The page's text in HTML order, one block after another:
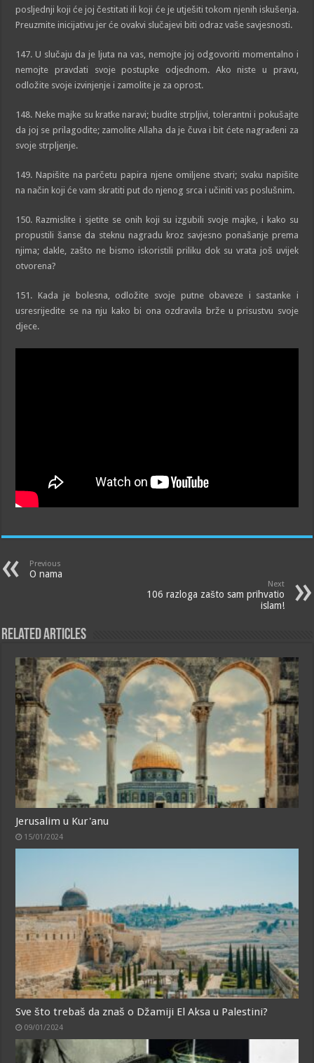
posljednji koji će joj čestitati ili koji će je utješiti tokom njenih iskušenja.
Preuzmite inicijativu jer će ovakvi slučajevi biti odraz vaše savjesnosti.
147. U slučaju da je ljuta na vas, nemojte joj odgovoriti momentalno i
nemojte pravdati svoje postupke odjednom. Ako niste u pravu,
odložite svoje izvinjenje i zamolite je za oprost.
148. Neke majke su kratke naravi; budite strpljivi, tolerantni i pokušajte
da joj se prilagodite; zamolite Allaha da je čuva i bit ćete nagrađeni za
svoje strpljenje.
149. Napišite na parčetu papira njene omiljene stvari; svaku napišite
na način koji će vam skratiti put do njenog srca i učiniti vas poslušnim.
150. Razmislite i sjetite se onih koji su izgubili svoje majke, i kako su
propustili šanse da steknu nagradu kroz savjesno ponašanje prema
njima; dakle, zašto ne bismo iskoristili priliku dok su vrata još uvijek
otvorena?
151. Kada je bolesna, odložite svoje putne obaveze i sastanke i
usresrijedite se na nju kako bi ona ozdravila brže u prisustvu svoje
djece.
Previous
O nama
Next
106 razloga zašto sam prihvatio
islam!
Related Articles
Jerusalim u Kur'anu
15/01/2024
Sve što trebaš da znaš o Džamiji El Aksa u Palestini?
09/01/2024